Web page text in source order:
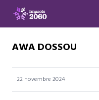
AWA DOSSOU
22 novembre 2024